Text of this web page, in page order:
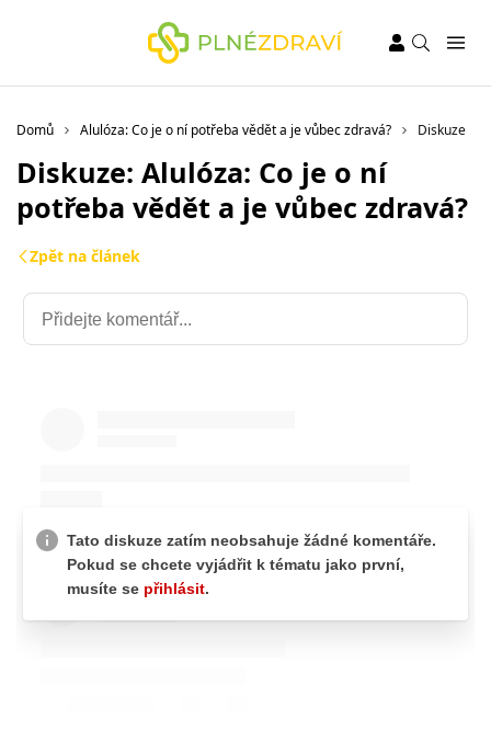
Domů Alulóza: Co je o ní potřeba vědět a je vůbec zdravá? Diskuze
Diskuze: Alulóza: Co je o ní
potřeba vědět a je vůbec zdravá?
Zpět na článek